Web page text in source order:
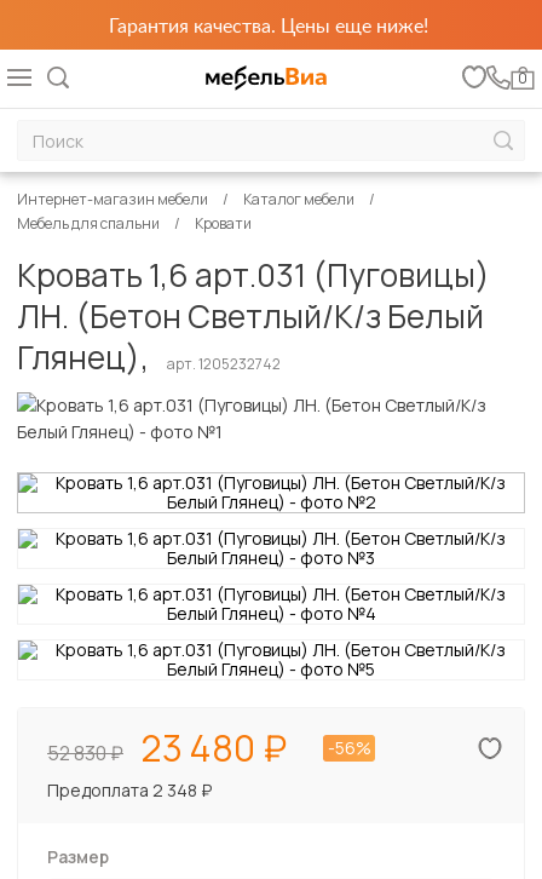
Гарантия качества. Цены еще ниже!
0
Интернет-магазин мебели
Каталог мебели
Мебель для спальни
Кровати
Кровать 1,6 арт.031 (Пуговицы)
ЛН. (Бетон Светлый/К/з Белый
Глянец),
арт. 1205232742
52 830 23 480
-56%
Предоплата 2 348 ₽
Размер